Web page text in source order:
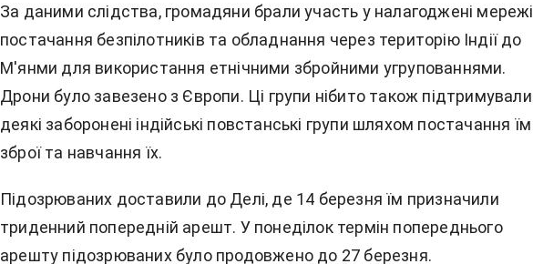
За даними слідства, громадяни брали участь у налагоджені мережі
постачання безпілотників та обладнання через територію Індії до
М'янми для використання етнічними збройними угрупованнями.
Дрони було завезено з Європи. Ці групи нібито також підтримували
деякі заборонені індійські повстанські групи шляхом постачання їм
зброї та навчання їх.
Підозрюваних доставили до Делі, де 14 березня їм призначили
триденний попередній арешт. У понеділок термін попереднього
арешту підозрюваних було продовжено до 27 березня.